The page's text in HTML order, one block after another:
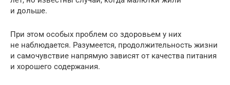
и дольше.
При этом особых проблем со здоровьем у них
не наблюдается. Разумеется, продолжительность жизни
и самочувствие напрямую зависят от качества питания
и хорошего содержания.